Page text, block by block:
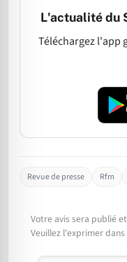
L'actualité du
Téléchargez l'app
Revue de presse Rfm
Votre avis sera publié
Veuillez l'exprimer